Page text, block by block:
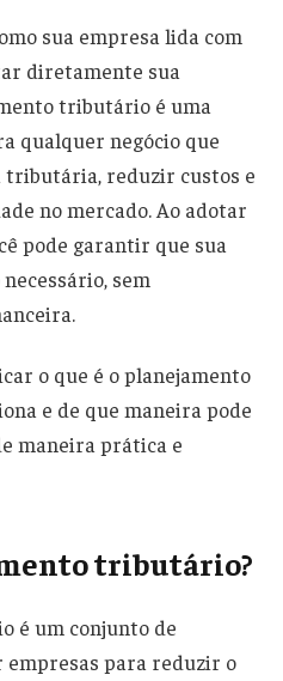
sua empresa lida com
diretamente sua
tributário é uma
qualquer negócio que
tributária, reduzir custos e
no mercado. Ao adotar
pode garantir que sua
sem
o que é o planejamento
e de que maneira pode
maneira prática e
tributário?
é um conjunto de
para reduzir o